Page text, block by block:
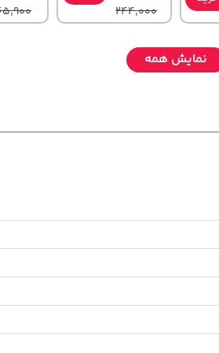
244,000
نمایش همه